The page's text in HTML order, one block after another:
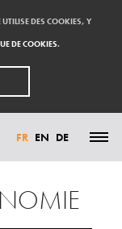
UTILISE DES COOKIES, Y
DE COOKIES.
FR EN DE